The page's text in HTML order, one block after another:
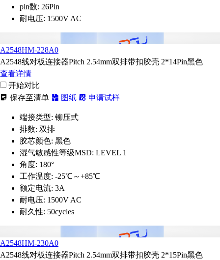
pin数: 26Pin
耐电压: 1500V AC
A2548HM-228A0
A2548线对板连接器Pitch 2.54mm双排带扣胶壳 2*14Pin黑色
查看详情
开始对比
保存至清单
图纸 申请试样
端接类型: 铆压式
排数: 双排
胶芯颜色: 黑色
湿气敏感性等级MSD: LEVEL 1
角度: 180°
工作温度: -25℃～+85℃
额定电流: 3A
耐电压: 1500V AC
耐久性: 50cycles
A2548HM-230A0
A2548线对板连接器Pitch 2.54mm双排带扣胶壳 2*15Pin黑色